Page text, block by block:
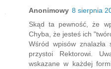
Anonimowy 8 sierpnia
Skąd ta pewność, że
Chyba, że jesteś ich
Wśród wpisów
przystoi Rektorowi.
wskazane w każdej